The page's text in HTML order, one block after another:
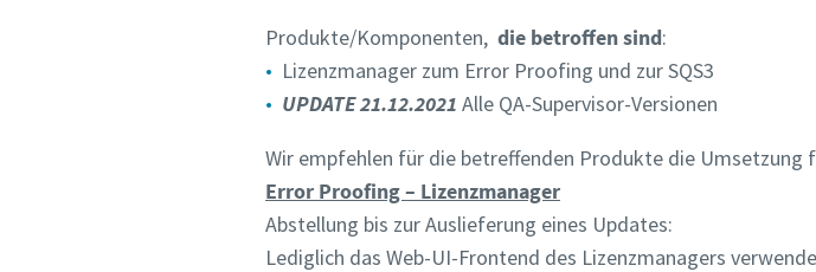
Produkte/Komponenten, die betroffen sind:
Lizenzmanager zum Error Proofing und zur SQS3
UPDATE 21.12.2021 Alle QA-Supervisor-Versionen
Wir empfehlen für die betreffenden Produkte die Umsetzung
Error Proofing – Lizenzmanager
Abstellung bis zur Auslieferung eines Updates:
Lediglich das Web-UI-Frontend des Lizenzmanagers